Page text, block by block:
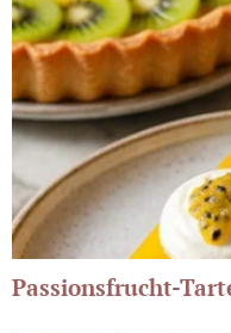
Passionsfrucht-